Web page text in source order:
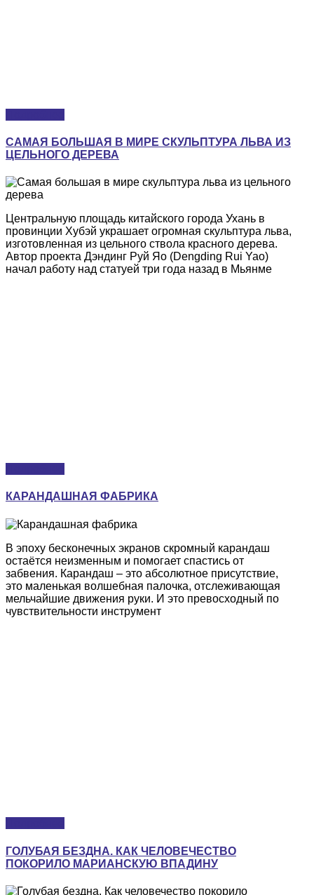
САМАЯ БОЛЬШАЯ В МИРЕ СКУЛЬПТУРА ЛЬВА ИЗ
ЦЕЛЬНОГО ДЕРЕВА
Центральную площадь китайского города Ухань в
провинции Хубэй украшает огромная скульптура льва,
изготовленная из цельного ствола красного дерева.
Автор проекта Дэндинг Руй Яо (Dengding Rui Yao)
начал работу над статуей три года назад в Мьянме
КАРАНДАШНАЯ ФАБРИКА
В эпоху бесконечных экранов скромный карандаш
остаётся неизменным и помогает спастись от
забвения. Карандаш – это абсолютное присутствие,
это маленькая волшебная палочка, отслеживающая
мельчайшие движения руки. И это превосходный по
чувствительности инструмент
ГОЛУБАЯ БЕЗДНА. КАК ЧЕЛОВЕЧЕСТВО
ПОКОРИЛО МАРИАНСКУЮ ВПАДИНУ